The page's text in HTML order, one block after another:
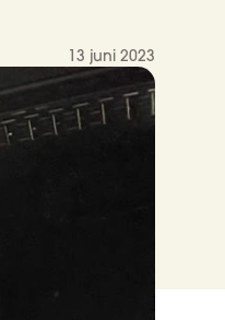
13 juni 2023